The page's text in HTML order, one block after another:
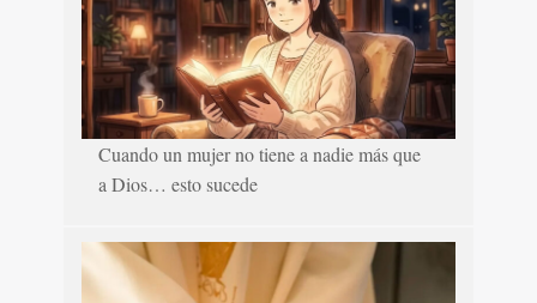
Cuando un mujer no tiene a nadie más que
a Dios… esto sucede